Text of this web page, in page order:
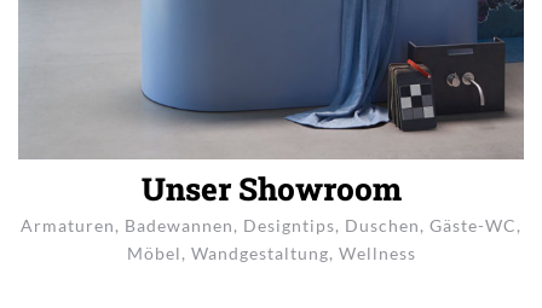
Unser Showroom
Armaturen, Badewannen, Designtips, Duschen, Gäste-WC,
Möbel, Wandgestaltung, Wellness